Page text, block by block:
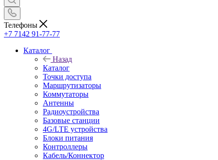
Телефоны
+7 7142 91-77-77
Каталог
Назад
Каталог
Точки доступа
Маршрутизаторы
Коммутаторы
Антенны
Радиоустройства
Базовые станции
4G/LTE устройства
Блоки питания
Контроллеры
Кабель/Коннектор